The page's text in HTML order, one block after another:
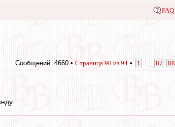
FAQ
Сообщений: 4660 • Страница 90 из 94 • 1 87 88